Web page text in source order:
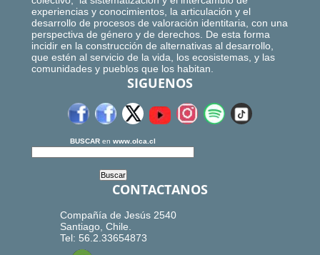
experiencias y conocimientos, la articulación y el
desarrollo de procesos de valoración identitaria, con una
perspectiva de género y de derechos. De esta forma
incidir en la construcción de alternativas al desarrollo,
que estén al servicio de la vida, los ecosistemas, y las
comunidades y pueblos que los habitan.
SIGUENOS
BUSCAR en www.olca.cl
CONTACTANOS
Compañía de Jesús 2540
Santiago, Chile.
Tel: 56.2.33654873